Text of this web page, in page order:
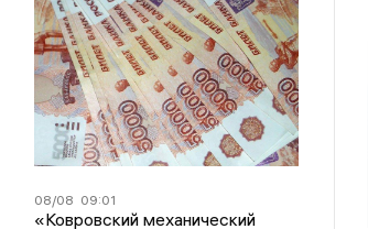
08/08 09:01
«Ковровский механический